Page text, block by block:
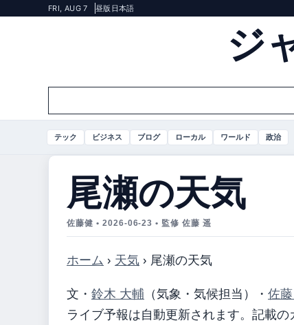
FRI, AUG 7 昼版 日本語
ジ
テック ビジネス ブログ ローカル ワールド 政治
尾瀬の天気
佐藤健 • 2026-06-23 • 監修 佐藤 遥
ホーム › 天気 › 尾瀬の天気
文・ 鈴木 大輔 （気象・気候担当） ・ 佐
ライブ予報は自動更新されます。記載